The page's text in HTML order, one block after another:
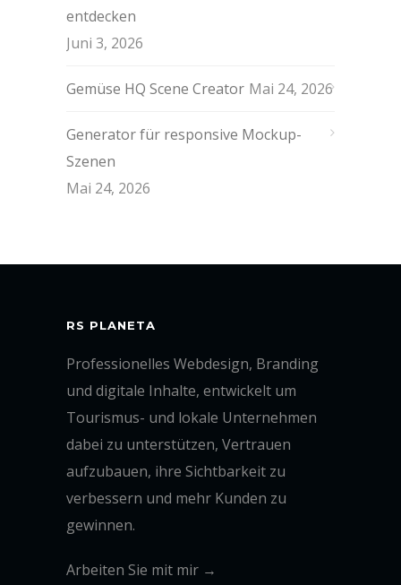
entdecken
Juni 3, 2026
Gemüse HQ Scene Creator Mai 24, 2026
Generator für responsive Mockup-
Szenen
Mai 24, 2026
RS PLANETA
Professionelles Webdesign, Branding
und digitale Inhalte, entwickelt um
Tourismus- und lokale Unternehmen
dabei zu unterstützen, Vertrauen
aufzubauen, ihre Sichtbarkeit zu
verbessern und mehr Kunden zu
gewinnen.
Arbeiten Sie mit mir →